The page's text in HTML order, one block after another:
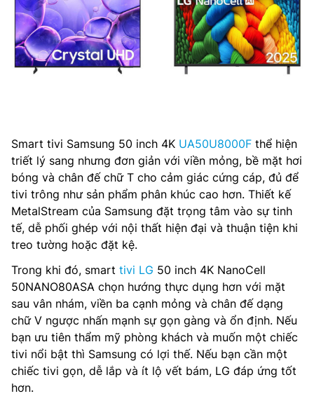
Smart tivi Samsung 50 inch 4K UA50U8000F thể hiện
triết lý sang nhưng đơn giản với viền mỏng, bề mặt hơi
bóng và chân đế chữ T cho cảm giác cứng cáp, đủ để
tivi trông như sản phẩm phân khúc cao hơn. Thiết kế
MetalStream của Samsung đặt trọng tâm vào sự tinh
tế, dễ phối ghép với nội thất hiện đại và thuận tiện khi
treo tường hoặc đặt kệ.
Trong khi đó, smart tivi LG 50 inch 4K NanoCell
50NANO80ASA chọn hướng thực dụng hơn với mặt
sau vân nhám, viền ba cạnh mỏng và chân đế dạng
chữ V ngược nhấn mạnh sự gọn gàng và ổn định. Nếu
bạn ưu tiên thẩm mỹ phòng khách và muốn một chiếc
tivi nổi bật thì Samsung có lợi thế. Nếu bạn cần một
chiếc tivi gọn, dễ lắp và ít lộ vết bám, LG đáp ứng tốt
hơn.